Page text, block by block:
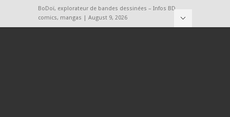
BoDoï, explorateur de bandes dessinées – Infos BD,
comics, mangas | August 9, 2026